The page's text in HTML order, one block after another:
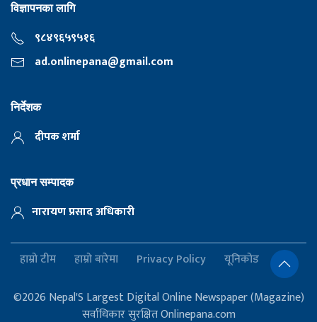
विज्ञापनका लागि
९८४९६५९५१६
ad.onlinepana@gmail.com
निर्देशक
दीपक शर्मा
प्रधान सम्पादक
नारायण प्रसाद अधिकारी
हाम्रो टीम हाम्रो बारेमा Privacy Policy यूनिकोड
©2026 Nepal'S Largest Digital Online Newspaper (Magazine)
सर्वाधिकार सुरक्षित Onlinepana.com